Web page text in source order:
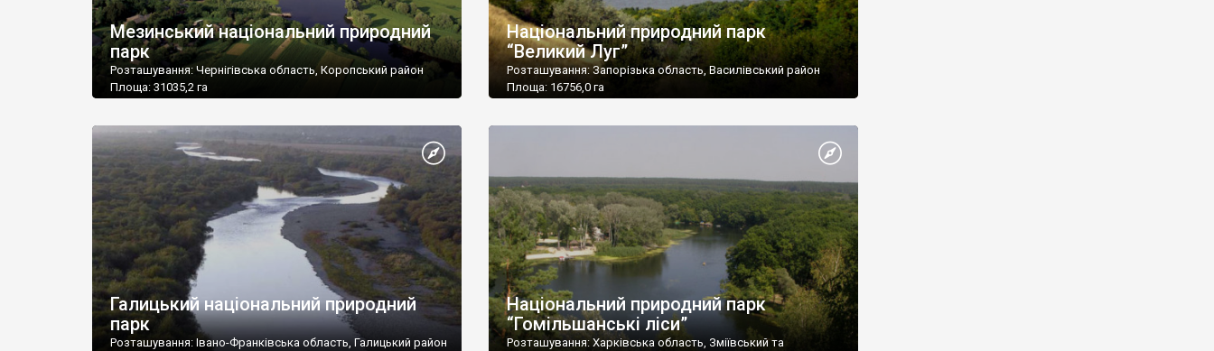
Бердичев
Мезинський національний природний
парк
Розташування: Чернігівська область, Коропський район
Площа: 31035,2 га
Поштова адреса: 16211, Чернігівська обл., Коропський р-н,
вул. Кибальчича, 17
Тел.: (04656) 3-57-37, факс: (04656) 3-57-03
Національний природний парк
“Великий Луг”
Розташування: Запорізька область, Василівський район
Площа: 16756,0 га
Поштова адреса: 71630, Запорізька обл., Василівський р-н,
E-mail: grandmeadow@zp.ukrtel.ne
Галицький національний природний
парк
Розташування: Івано-Франківська область, Галицький район
Національний природний парк
“Гомільшанські ліси”
Розташування: Харківська область, Зміївський та